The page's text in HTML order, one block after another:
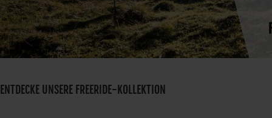
ENTDECKE UNSERE FREERIDE-KOLLEKTION